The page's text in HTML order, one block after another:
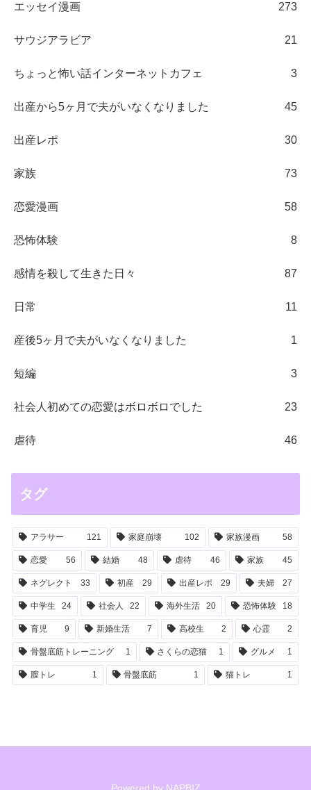
エッセイ漫画 273
サウジアラビア 21
ちょっと怖い話インターネットカフェ 3
出産から5ヶ月で夫がいなくなりました 45
出産レポ 30
家族 73
恋愛漫画 58
恐怖体験 8
感情を殺して生きた日々 87
日常 11
産後5ヶ月で夫がいなくなりました 1
短編 3
社会人初めての恋愛はボロボロでした 23
虐待 46
タグ
アラサー 121 家庭崩壊 102 家族漫画 58
恋愛 56 結婚 48 虐待 46 家族 45
ネグレクト 33 初産 29 出産レポ 29 夫婦 27
中学生 24 社会人 22 海外生活 20 恐怖体験 18
育児 9 新婚生活 7 高校生 2 心霊 2
骨盤底筋トレーニング 1 さくらの恋猫 1 グルメ 1
膣トレ 1 骨盤底筋 1 猫トレ 1